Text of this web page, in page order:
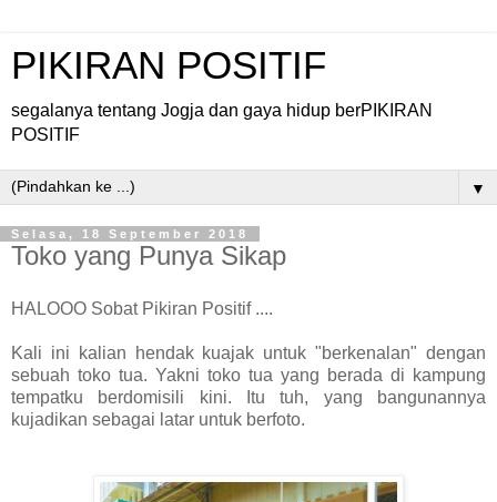
PIKIRAN POSITIF
segalanya tentang Jogja dan gaya hidup berPIKIRAN
POSITIF
▼
Selasa, 18 September 2018
Toko yang Punya Sikap
HALOOO Sobat Pikiran Positif ....
Kali ini kalian hendak kuajak untuk "berkenalan" dengan
sebuah toko tua. Yakni toko tua yang berada di kampung
tempatku berdomisili kini. Itu tuh, yang bangunannya
kujadikan sebagai latar untuk berfoto.